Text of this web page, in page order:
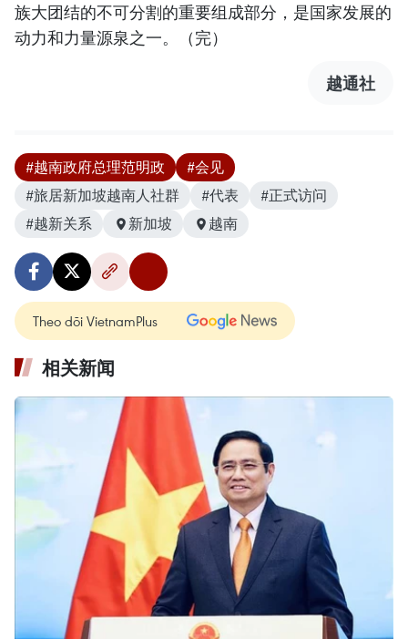
族大团结的不可分割的重要组成部分，是国家发展的
动力和力量源泉之一。（完）
越通社
#越南政府总理范明政
#会见
#旅居新加坡越南人社群
#代表
#正式访问
#越新关系
新加坡 越南
Theo dõi VietnamPlus
相关新闻